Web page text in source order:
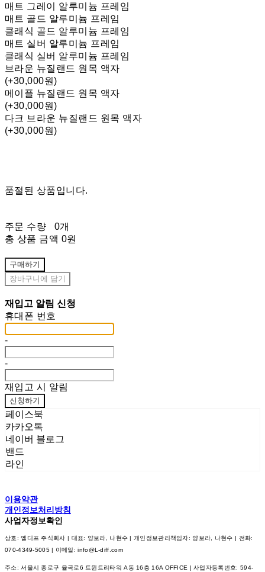
매트 그레이 알루미늄 프레임
매트 골드 알루미늄 프레임
클래식 골드 알루미늄 프레임
매트 실버 알루미늄 프레임
클래식 실버 알루미늄 프레임
브라운 뉴질랜드 원목 액자
(+30,000원)
메이플 뉴질랜드 원목 액자
(+30,000원)
다크 브라운 뉴질랜드 원목 액자
(+30,000원)
품절된 상품입니다.
주문 수량
0개
총 상품 금액 0원
구매하기
장바구니에 담기
재입고 알림 신청
휴대폰 번호
-
-
재입고 시 알림
신청하기
페이스북
카카오톡
네이버 블로그
밴드
라인
이용약관
개인정보처리방침
사업자정보확인
상호: 엘디프 주식회사 | 대표: 양보라, 나현수 | 개인정보관리책임자: 양보라, 나현수 | 전화:
070-4349-5005 | 이메일: info@L-diff.com
주소: 서울시 종로구 율곡로6 트윈트리타워 A동 16층 16A OFFICE | 사업자등록번호: 594-